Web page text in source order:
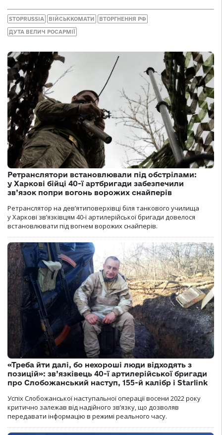
STOPRUSSIA ВІЙСЬККОМАТИ ВТОРГНЕННЯ РФ
ДУТА ВЕЛИЧ РОСАРМІЇ
Ретранслятори встановлювали під обстрілами:
у Харкові бійці 40-ї артбригади забезпечили
зв’язок попри вогонь ворожих снайперів
Ретранслятор на дев’ятиповерхівці біля танкового училища
у Харкові зв’язківцям 40-ї артилерійської бригади довелося
встановлювати під вогнем ворожих снайперів.
«Треба йти далі, бо нехороші люди відходять з
позицій»: зв’язківець 40-ї артилерійської бригади
про Слобожанський наступ, 155-й калібр і Starlink
Успіх Слобожанської наступальної операції восени 2022 року
критично залежав від надійного зв’язку, що дозволяв
передавати інформацію в режимі реального часу.